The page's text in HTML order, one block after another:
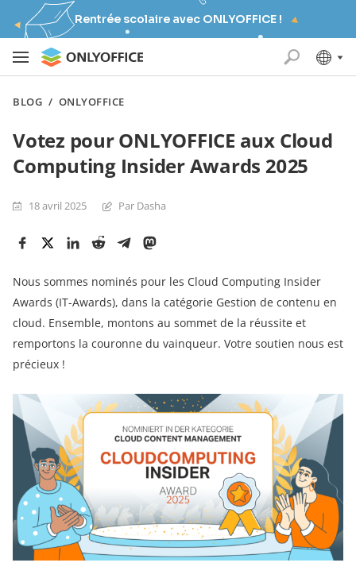
Rentrée scolaire avec ONLYOFFICE !
BLOG / ONLYOFFICE
Votez pour ONLYOFFICE aux Cloud
Computing Insider Awards 2025
18 avril 2025 Par Dasha
Nous sommes nominés pour les Cloud Computing Insider
Awards (IT-Awards), dans la catégorie Gestion de contenu en
cloud. Ensemble, montons au sommet de la réussite et
remportons la couronne du vainqueur. Votre soutien nous est
précieux !